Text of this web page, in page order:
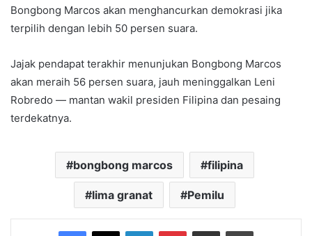
Bongbong Marcos akan menghancurkan demokrasi jika
terpilih dengan lebih 50 persen suara.
Jajak pendapat terakhir menunjukan Bongbong Marcos
akan meraih 56 persen suara, jauh meninggalkan Leni
Robredo — mantan wakil presiden Filipina dan pesaing
terdekatnya.
bongbong marcos filipina
lima granat Pemilu
Facebook
X LinkedInPinterestShare via Email Print